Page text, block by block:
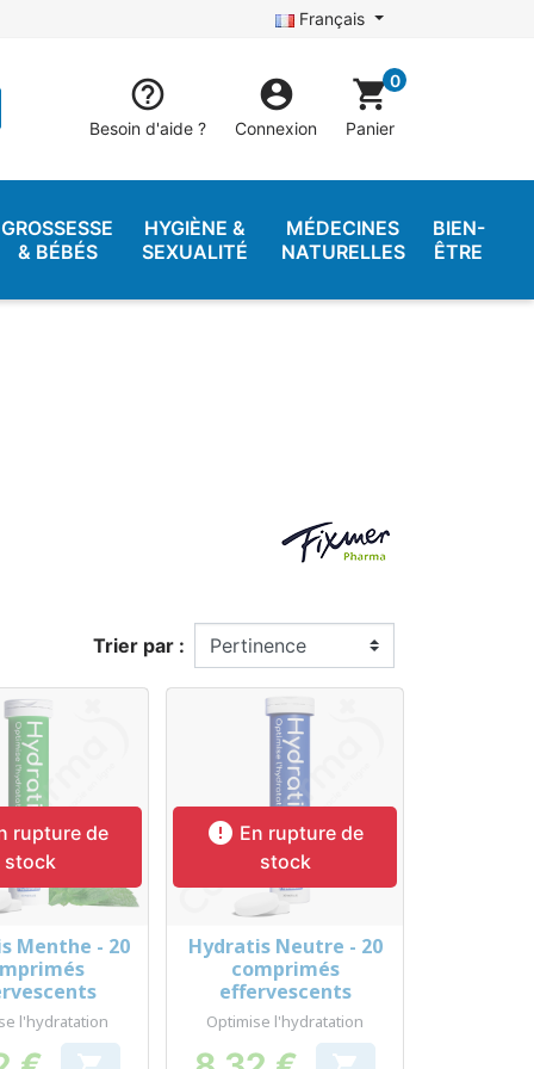
Français

Besoin d'aide ?

Connexion
shopping_cart0
Panier
GROSSESSE
& BÉBÉS
HYGIÈNE &
SEXUALITÉ
MÉDECINES
NATURELLES
BIEN-
ÊTRE
Trier par :
rupture de
stock
rapide
Menthe - 20
l'hydratation
 En rupture de
stock
Aperçu rapide
Hydratis Neutre - 20
comprimés
effervescents
Optimise l'hydratation